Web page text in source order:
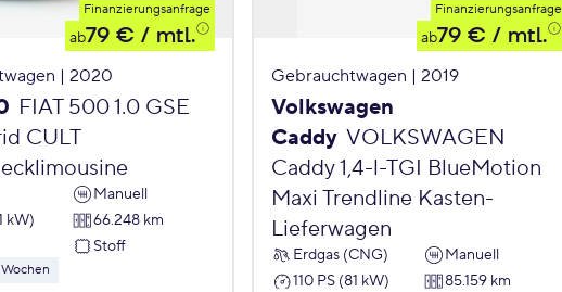
Finanzierungsanfrage
ab79 € / mtl.
| 2020
FIAT 500 1.0 GSE
CULT
Manuell
kW)
66.248 km
Stoff
Finanzierungsanfrage
ab79 € / mtl.
Gebrauchtwagen | 2019
Volkswagen
Caddy VOLKSWAGEN
Caddy 1,4-l-TGI BlueMotion
Maxi Trendline Kasten-
Lieferwagen
Erdgas (CNG)
Manuell
110 PS (81 kW)
85.159 km